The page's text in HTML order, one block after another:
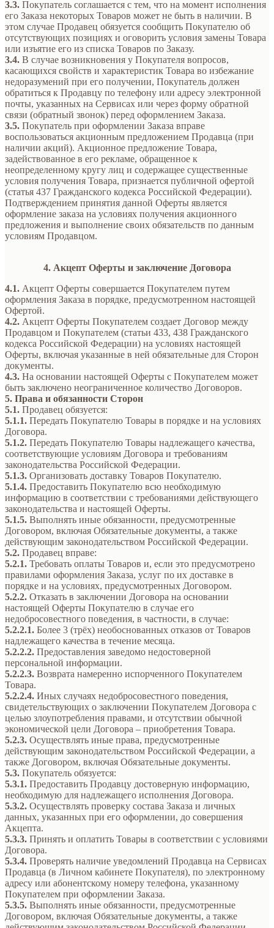
3.3. Покупатель соглашается с тем, что на момент исполнения
его Заказа некоторых Товаров может не быть в наличии. В
этом случае Продавец обязуется сообщить Покупателю об
отсутствующих позициях и оговорить условия замены Товара
или изъятие его из списка Товаров по Заказу.
3.4. В случае возникновения у Покупателя вопросов,
касающихся свойств и характеристик Товара во избежание
недоразумений при его получении, Покупатель должен
обратиться к Продавцу по телефону или адресу электронной
почты, указанных на Сервисах или через форму обратной
связи (обратный звонок) перед оформлением Заказа.
3.5. Покупатель при оформлении Заказа вправе
воспользоваться акционным предложением Продавца (при
наличии акций). Акционное предложение Товара,
задействованное в его рекламе, обращенное к
неопределенному кругу лиц и содержащее существенные
условия получения Товара, признается публичной офертой
(статья 437 Гражданского кодекса Российской Федерации).
Подтверждением принятия данной Оферты является
оформление заказа на условиях получения акционного
предложения и выполнение своих обязательств по данным
условиям Продавцом.
4. Акцепт Оферты и заключение Договора
4.1. Акцепт Оферты совершается Покупателем путем
оформления Заказа в порядке, предусмотренном настоящей
Офертой.
4.2. Акцепт Оферты Покупателем создает Договор между
Продавцом и Покупателем (статьи 433, 438 Гражданского
кодекса Российской Федерации) на условиях настоящей
Оферты, включая указанные в ней обязательные для Сторон
документы.
4.3. На основании настоящей Оферты с Покупателем может
быть заключено неограниченное количество Договоров.
5. Права и обязанности Сторон
5.1. Продавец обязуется:
5.1.1. Передать Покупателю Товары в порядке и на условиях
Договора.
5.1.2. Передать Покупателю Товары надлежащего качества,
соответствующие условиям Договора и требованиям
законодательства Российской Федерации.
5.1.3. Организовать доставку Товаров Покупателю.
5.1.4. Предоставить Покупателю всю необходимую
информацию в соответствии с требованиями действующего
законодательства и настоящей Оферты.
5.1.5. Выполнять иные обязанности, предусмотренные
Договором, включая Обязательные документы, а также
действующим законодательством Российской Федерации.
5.2. Продавец вправе:
5.2.1. Требовать оплаты Товаров и, если это предусмотрено
правилами оформления Заказа, услуг по их доставке в
порядке и на условиях, предусмотренных Договором.
5.2.2. Отказать в заключении Договора на основании
настоящей Оферты Покупателю в случае его
недобросовестного поведения, в частности, в случае:
5.2.2.1. Более 3 (трёх) необоснованных отказов от Товаров
надлежащего качества в течение месяца.
5.2.2.2. Предоставления заведомо недостоверной
персональной информации.
5.2.2.3. Возврата намеренно испорченного Покупателем
Товара.
5.2.2.4. Иных случаях недобросовестного поведения,
свидетельствующих о заключении Покупателем Договора с
целью злоупотребления правами, и отсутствии обычной
экономической цели Договора – приобретения Товара.
5.2.3. Осуществлять иные права, предусмотренные
действующим законодательством Российской Федерации, а
также Договором, включая Обязательные документы.
5.3. Покупатель обязуется:
5.3.1. Предоставить Продавцу достоверную информацию,
необходимую для надлежащего исполнения Договора.
5.3.2. Осуществлять проверку состава Заказа и личных
данных, указанных при его оформлении, до совершения
Акцепта.
5.3.3. Принять и оплатить Товары в соответствии с условиями
Договора.
5.3.4. Проверять наличие уведомлений Продавца на Сервисах
Продавца (в Личном кабинете Покупателя), по электронному
адресу или абонентскому номеру телефона, указанному
Покупателем при оформлении Заказа.
5.3.5. Выполнять иные обязанности, предусмотренные
Договором, включая Обязательные документы, а также